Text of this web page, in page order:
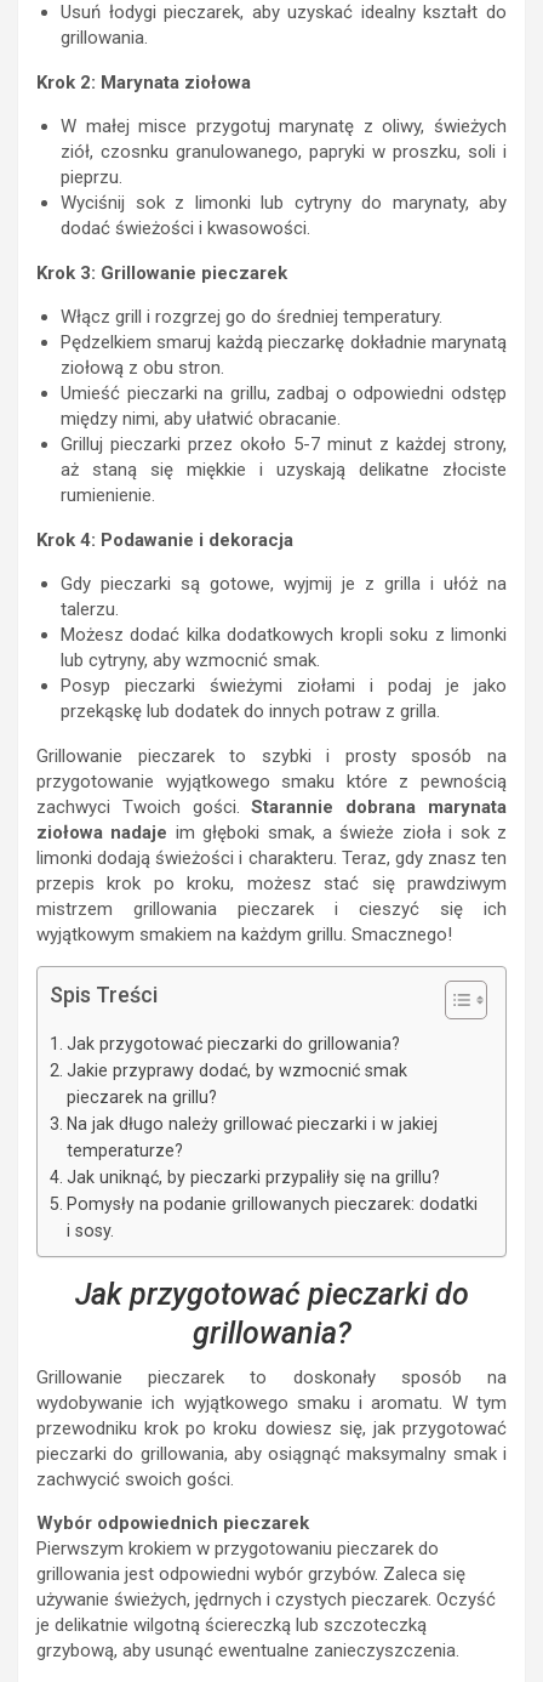
Usuń łodygi pieczarek, aby uzyskać idealny kształt do
grillowania.
Krok 2: Marynata ziołowa
W małej misce przygotuj marynatę z oliwy, świeżych
ziół, czosnku granulowanego, papryki w proszku, soli i
pieprzu.
Wyciśnij sok z limonki lub cytryny do marynaty, aby
dodać świeżości i kwasowości.
Krok 3: Grillowanie pieczarek
Włącz grill i rozgrzej go do średniej temperatury.
Pędzelkiem smaruj każdą pieczarkę dokładnie marynatą
ziołową z obu stron.
Umieść pieczarki na grillu, zadbaj o odpowiedni odstęp
między nimi, aby ułatwić obracanie.
Grilluj pieczarki przez około 5-7 minut z każdej strony,
aż staną się miękkie i uzyskają delikatne złociste
rumienienie.
Krok 4: Podawanie i dekoracja
Gdy pieczarki są gotowe, wyjmij je z grilla i ułóż na
talerzu.
Możesz dodać kilka dodatkowych kropli soku z limonki
lub cytryny, aby wzmocnić smak.
Posyp pieczarki świeżymi ziołami i podaj je jako
przekąskę lub dodatek do innych potraw z grilla.
Grillowanie pieczarek to szybki i prosty sposób na
przygotowanie wyjątkowego smaku które z pewnością
zachwyci Twoich gości. Starannie dobrana marynata
ziołowa nadaje im głęboki smak, a świeże zioła i sok z
limonki dodają świeżości i charakteru. Teraz, gdy znasz ten
przepis krok po kroku, możesz stać się prawdziwym
mistrzem grillowania pieczarek i cieszyć się ich
wyjątkowym smakiem na każdym grillu. Smacznego!
Spis Treści
Jak przygotować pieczarki do grillowania?
Jakie przyprawy dodać, by wzmocnić smak
pieczarek na grillu?
Na jak długo należy grillować pieczarki i w jakiej
temperaturze?
Jak uniknąć, by pieczarki przypaliły się na grillu?
Pomysły na podanie grillowanych pieczarek: dodatki
i sosy.
Jak przygotować pieczarki do
grillowania?
Grillowanie pieczarek to doskonały sposób na
wydobywanie ich wyjątkowego smaku i aromatu. W tym
przewodniku krok po kroku dowiesz się, jak przygotować
pieczarki do grillowania, aby osiągnąć maksymalny smak i
zachwycić swoich gości.
Wybór odpowiednich pieczarek
Pierwszym krokiem w przygotowaniu pieczarek do
grillowania jest odpowiedni wybór grzybów. Zaleca się
używanie świeżych, jędrnych i czystych pieczarek. Oczyść
je delikatnie wilgotną ściereczką lub szczoteczką
grzybową, aby usunąć ewentualne zanieczyszczenia.